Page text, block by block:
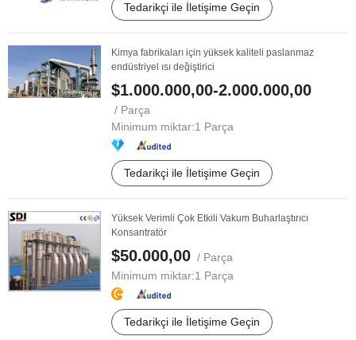
Tedarikçi ile İletişime Geçin
Kimya fabrikaları için yüksek kaliteli paslanmaz
endüstriyel ısı değiştirici
$1.000.000,00-2.000.000,00
/ Parça
Minimum miktar:1 Parça
Tedarikçi ile İletişime Geçin
Yüksek Verimli Çok Etkili Vakum Buharlaştırıcı
Konsantratör
$50.000,00 / Parça
Minimum miktar:1 Parça
Tedarikçi ile İletişime Geçin